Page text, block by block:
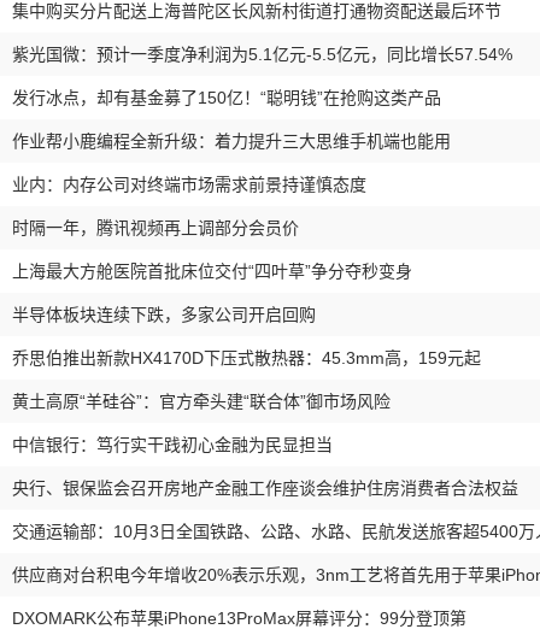
集中购买分片配送上海普陀区长风新村街道打通物资配送最后环节
紫光国微：预计一季度净利润为5.1亿元-5.5亿元，同比增长57.54%
发行冰点，却有基金募了150亿！“聪明钱”在抢购这类产品
作业帮小鹿编程全新升级：着力提升三大思维手机端也能用
业内：内存公司对终端市场需求前景持谨慎态度
时隔一年，腾讯视频再上调部分会员价
上海最大方舱医院首批床位交付“四叶草”争分夺秒变身
半导体板块连续下跌，多家公司开启回购
乔思伯推出新款HX4170D下压式散热器：45.3mm高，159元起
黄土高原“羊硅谷”：官方牵头建“联合体”御市场风险
中信银行：笃行实干践初心金融为民显担当
央行、银保监会召开房地产金融工作座谈会维护住房消费者合法权益
交通运输部：10月3日全国铁路、公路、水路、民航发送旅客超5400万
供应商对台积电今年增收20%表示乐观，3nm工艺将首先用于苹果
DXOMARK公布苹果iPhone13ProMax屏幕评分：99分登顶第